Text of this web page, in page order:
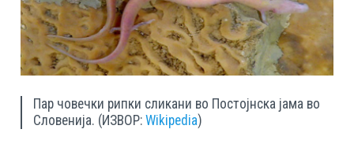
Пар човечки рипки сликани во Постојнска јама во
Словенија. (ИЗВОР:Wikipedia)